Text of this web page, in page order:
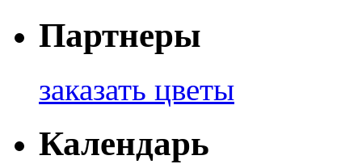
Партнеры
заказать цветы
Календарь